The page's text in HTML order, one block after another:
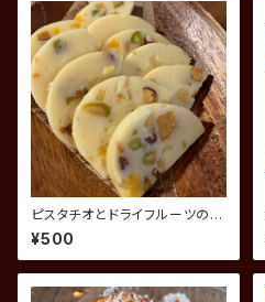
ピスタチオとドライフルーツの自
家製チーズ
¥500